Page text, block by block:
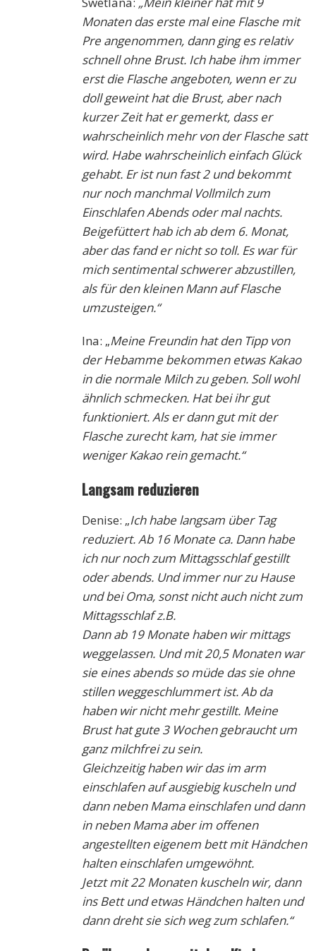
Monaten das erste mal eine Flasche mit
Pre angenommen, dann ging es relativ
schnell ohne Brust. Ich habe ihm immer
erst die Flasche angeboten, wenn er zu
doll geweint hat die Brust, aber nach
kurzer Zeit hat er gemerkt, dass er
wahrscheinlich mehr von der Flasche satt
wird. Habe wahrscheinlich einfach Glück
gehabt. Er ist nun fast 2 und bekommt
nur noch manchmal Vollmilch zum
Einschlafen Abends oder mal nachts.
Beigefüttert hab ich ab dem 6. Monat,
aber das fand er nicht so toll. Es war für
mich sentimental schwerer abzustillen,
als für den kleinen Mann auf Flasche
umzusteigen.“
Ina: „Meine Freundin hat den Tipp von
der Hebamme bekommen etwas Kakao
in die normale Milch zu geben. Soll wohl
ähnlich schmecken. Hat bei ihr gut
funktioniert. Als er dann gut mit der
Flasche zurecht kam, hat sie immer
weniger Kakao rein gemacht.“
Langsam reduzieren
Denise: „Ich habe langsam über Tag
reduziert. Ab 16 Monate ca. Dann habe
ich nur noch zum Mittagsschlaf gestillt
oder abends. Und immer nur zu Hause
und bei Oma, sonst nicht auch nicht zum
Mittagsschlaf z.B.
Dann ab 19 Monate haben wir mittags
weggelassen. Und mit 20,5 Monaten war
sie eines abends so müde das sie ohne
stillen weggeschlummert ist. Ab da
haben wir nicht mehr gestillt. Meine
Brust hat gute 3 Wochen gebraucht um
ganz milchfrei zu sein.
Gleichzeitig haben wir das im arm
einschlafen auf ausgiebig kuscheln und
dann neben Mama einschlafen und dann
in neben Mama aber im offenen
angestellten eigenem bett mit Händchen
halten einschlafen umgewöhnt.
Jetzt mit 22 Monaten kuscheln wir, dann
ins Bett und etwas Händchen halten und
dann dreht sie sich weg zum schlafen.“